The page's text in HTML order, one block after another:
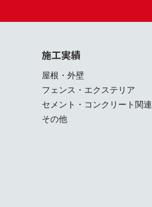
施工実績
屋根・外壁
フェンス・エクステリア
セメント・コンクリート関連
その他